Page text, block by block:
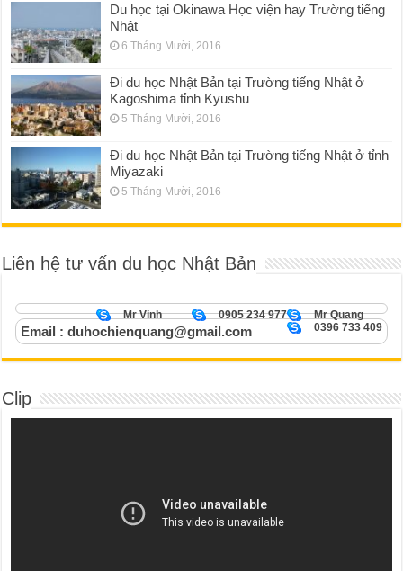
Du học tại Okinawa Học viện hay Trường tiếng
Nhật
6 Tháng Mười, 2016
Đi du học Nhật Bản tại Trường tiếng Nhật ở
Kagoshima tỉnh Kyushu
5 Tháng Mười, 2016
Đi du học Nhật Bản tại Trường tiếng Nhật ở tỉnh
Miyazaki
5 Tháng Mười, 2016
Liên hệ tư vấn du học Nhật Bản
Mr Quang
0905 234 977
Mr Vinh
0396 733 409
Email : duhochienquang@gmail.com
Clip